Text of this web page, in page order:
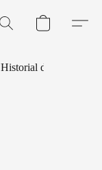
Historial de Pedidos